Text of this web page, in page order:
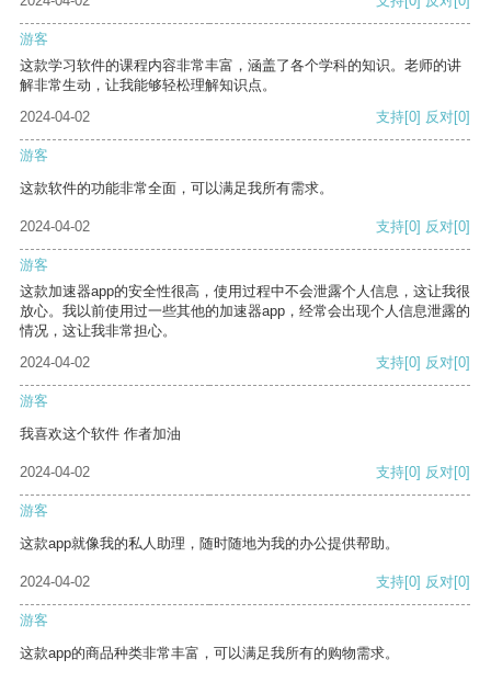
游客
这款学习软件的课程内容非常丰富，涵盖了各个学科的知识。老师的讲
解非常生动，让我能够轻松理解知识点。
2024-04-02
支持[0] 反对[0]
游客
这款软件的功能非常全面，可以满足我所有需求。
2024-04-02 支持[0] 反对[0]
游客
这款加速器app的安全性很高，使用过程中不会泄露个人信息，这让我很
放心。我以前使用过一些其他的加速器app，经常会出现个人信息泄露的
情况，这让我非常担心。
2024-04-02
支持[0] 反对[0]
游客
我喜欢这个软件 作者加油
2024-04-02 支持[0] 反对[0]
游客
这款app就像我的私人助理，随时随地为我的办公提供帮助。
2024-04-02 支持[0] 反对[0]
游客
这款app的商品种类非常丰富，可以满足我所有的购物需求。